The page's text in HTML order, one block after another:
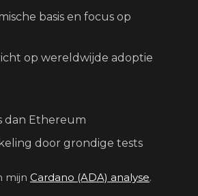
basis en focus op
op wereldwijde adoptie
dan Ethereum
door grondige tests
mijn Cardano (ADA) analyse.